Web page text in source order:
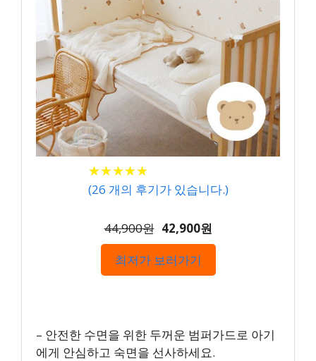
★★★★★
★★★★★
(26 개의 후기가 있습니다.)
44,900원 42,900원
최저가 보러가기
– 안전한 수면을 위한 두꺼운 범퍼가드로 아기
에게 안심하고 숙면을 선사하세요.